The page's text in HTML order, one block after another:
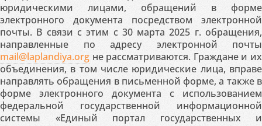
юридическими лицами, обращений в форме
электронного документа посредством электронной
почты. В связи с этим с 30 марта 2025 г. обращения,
направленные по адресу электронной почты
mail@laplandiya.org не рассматриваются. Граждане и их
объединения, в том числе юридические лица, вправе
направлять обращения в письменной форме, а также в
форме электронного документа с использованием
федеральной государственной информационной
системы «Единый портал государственных и